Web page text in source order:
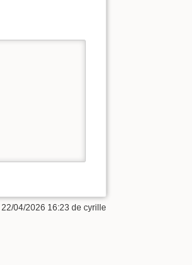
22/04/2026 16:23 de cyrille